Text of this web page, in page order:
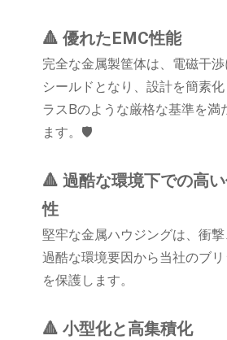
🔺 優れたEMC性能
完全な金属製筐体は、電磁干
シールドとなり、設計を簡素
ラスBのような厳格な基準を満
ます。🛡️
🔺 過酷な環境下での高
性
堅牢な金属ハウジングは、衝
過酷な環境要因から当社のブ
を保護します。
🔺 小型化と高集積化